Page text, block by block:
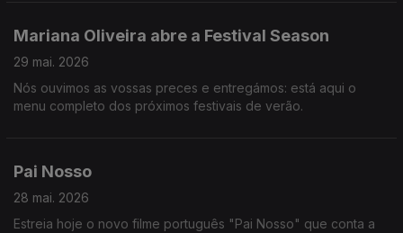
Mariana Oliveira abre a Festival Season
29 mai. 2026
Nós ouvimos as vossas preces e entregámos: está aqui o
menu completo dos próximos festivais de verão.
Pai Nosso
28 mai. 2026
Estreia hoje o novo filme português "Pai Nosso" que conta a